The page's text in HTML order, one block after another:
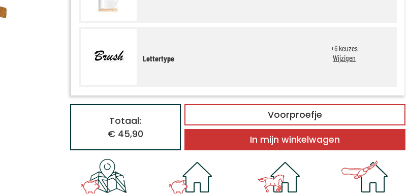
Lettertype
+6 keuzes
Wijzigen
Voorproefje
Totaal:
€ 45,90
In mijn winkelwagen